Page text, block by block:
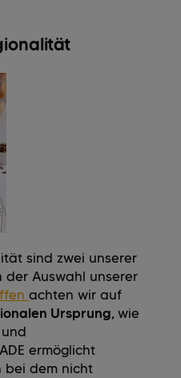
sind zwei unserer
der Auswahl unserer
achten wir auf
Ursprung, wie
und
ermöglicht
bei dem nicht